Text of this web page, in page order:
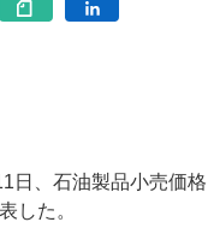
日、石油製品小売価格
した。